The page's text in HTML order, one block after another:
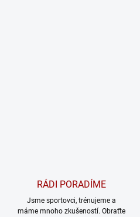
RÁDI PORADÍME
Jsme sportovci, trénujeme a
máme mnoho zkušeností. Obraťte